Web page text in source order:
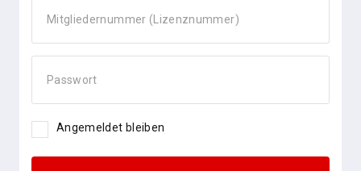
Mitgliedernummer (Lizenznummer)
Passwort
Angemeldet bleiben